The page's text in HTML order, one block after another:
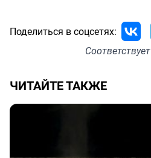
Поделиться в соцсетях:
Соответствует
ЧИТАЙТЕ ТАКЖЕ